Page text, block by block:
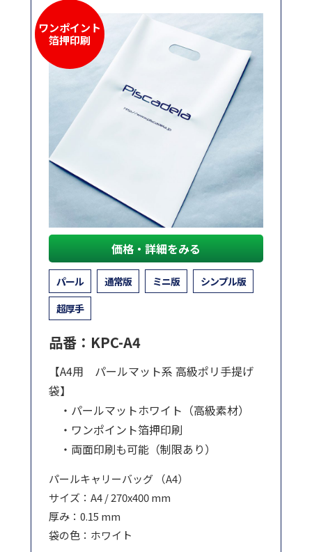
ワンポイント
箔押印刷
価格・詳細をみる
パール 通常版 ミニ版
シンプル版
超厚手
品番：KPC-A4
【A4用 パールマット系 高級ポリ手提げ
袋】
・パールマットホワイト（高級素材）
・ワンポイント箔押印刷
・両面印刷も可能（制限あり）
パールキャリーバッグ （A4）
サイズ：A4 / 270x400 mm
厚み：0.15 mm
袋の色：ホワイト